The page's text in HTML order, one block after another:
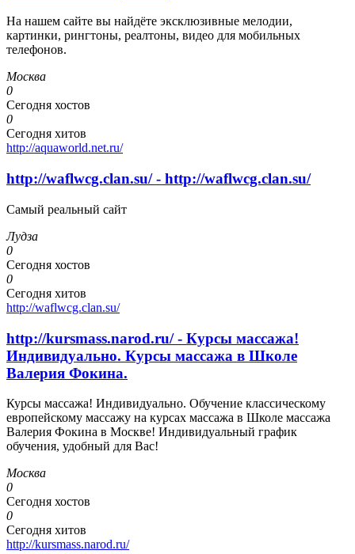
На нашем сайте вы найдёте эксклюзивные мелодии,
картинки, рингтоны, реалтоны, видео для мобильных
телефонов.
Москва
0
Сегодня хостов
0
Сегодня хитов
http://aquaworld.net.ru/
http://waflwcg.clan.su/ - http://waflwcg.clan.su/
Самый реальный сайт
Лудза
0
Сегодня хостов
0
Сегодня хитов
http://waflwcg.clan.su/
http://kursmass.narod.ru/ - Курсы массажа!
Индивидуально. Курсы массажа в Школе
Валерия Фокина.
Курсы массажа! Индивидуально. Обучение классическому
европейскому массажу на курсах массажа в Школе массажа
Валерия Фокина в Москве! Индивидуальный график
обучения, удобный для Вас!
Москва
0
Сегодня хостов
0
Сегодня хитов
http://kursmass.narod.ru/